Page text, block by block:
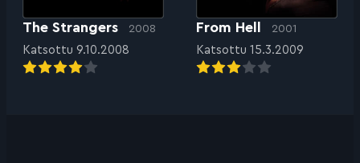
The Strangers 2008
Katsottu 9.10.2008
From Hell 2001
Katsottu 15.3.2009